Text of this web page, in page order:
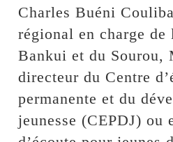
Charles Buéni
régional en charge de
Bankui et du Sourou,
directeur du Centre
permanente et du
jeunesse (CEPDJ) ou